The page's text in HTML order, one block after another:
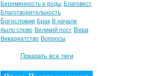
Беременность и роды Благовест
Благотворительность
Богословие Брак В начале
было слово Великий пост Вера
Викариатство Вопросы
Показать все теги